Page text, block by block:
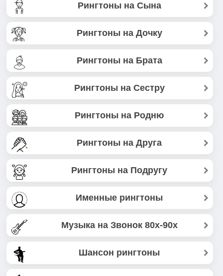
Рингтоны на Сына
Рингтоны на Дочку
Рингтоны на Брата
Рингтоны на Сестру
Рингтоны на Родню
Рингтоны на Друга
Рингтоны на Подругу
Именные рингтоны
Музыка на Звонок 80х-90х
Шансон рингтоны